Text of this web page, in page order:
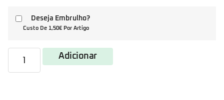
Deseja Embrulho?
Custo De 1,50€ Por Artigo
Adicionar